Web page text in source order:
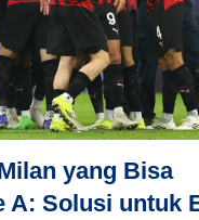
yang Bisa
A: Solusi untuk